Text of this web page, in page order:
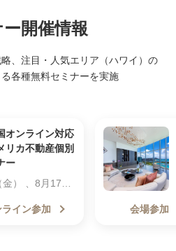
開催情報
、注目・人気エリア（ハワイ）の
各種無料セミナーを実施
オンライン対応
リカ不動産個別
ー
月17日
） 9:30～
ライン参加 会場参加